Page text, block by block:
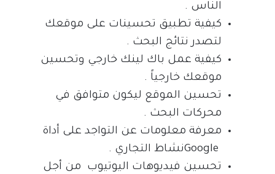
الناس .
كيفية تطبيق تحسينات على موقعك
لتصدر نتائج البحث .
كيفية عمل باك لينك خارجي وتحسين
موقعك خارجياً .
تحسين الموقع ليكون متوافق في
محركات البحث .
معرفة معلومات عن التواجد على أداة
Googleنشاط التجاري .
تحسين فيديوهات اليوتيوب
من أجل